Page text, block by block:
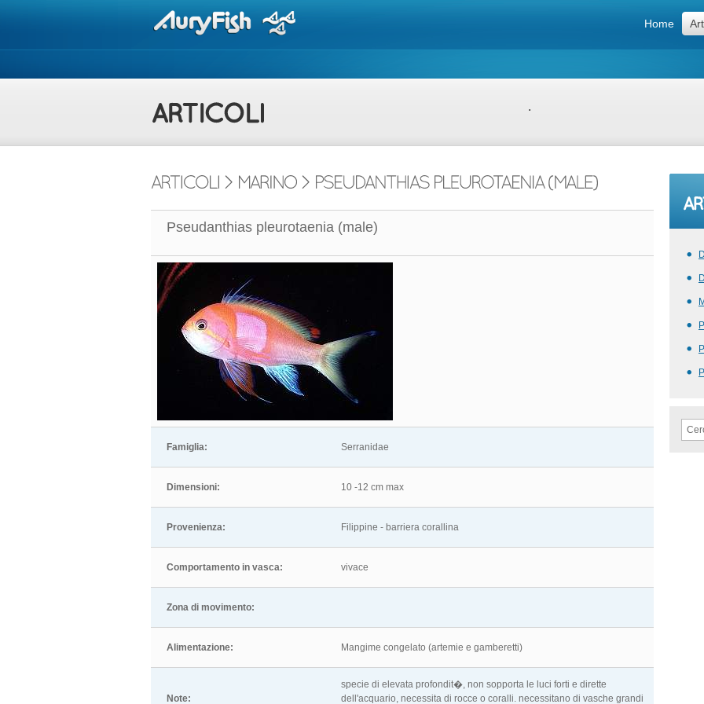
Home
.
Pseudanthias pleurotaenia (male)
Famiglia: Serranidae
Dimensioni: 10 -12 cm max
Provenienza: Filippine - barriera corallina
Comportamento in vasca: vivace
Zona di movimento:
Alimentazione: Mangime congelato (artemie e gamberetti)
Note:
specie di elevata profondit�, non sopporta le luci forti e dirette
dell'acquario, necessita di rocce o coralli. necessitano di vasche grandi